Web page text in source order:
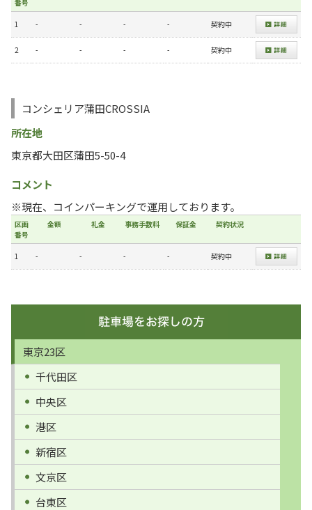
番号
1 - - - - 契約中
2 - - - - 契約中
コンシェリア蒲田CROSSIA
所在地
東京都大田区蒲田5-50-4
コメント
※現在、コインパーキングで運用しております。
区画
番号
金額 礼金 事務手数料 保証金 契約状況
1 - - - - 契約中
東京23区
千代田区
中央区
港区
新宿区
文京区
台東区